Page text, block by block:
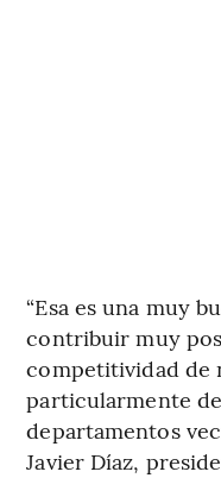
“Esa es una muy
contribuir muy
competitividad de
particularmente
departamentos
Javier Díaz,